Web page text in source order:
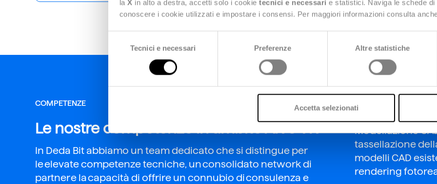
la X in alto a destra, accetti solo i cookie tecnici e necessari e statistici. Naviga le schede di
conoscere i cookie utilizzati e impostare i consensi. Per maggiori informazioni consulta
Tecnici e necessari Preferenze Altre statistiche
Accetta selezionati
COMPETENZE
Le nostre competenze in ambito AR e VR
In Deda Bit abbiamo un team dedicato che ​si distingue per
le elevate competenze tecniche, un consolidato network di
partner e la capacità di offrire un connubio di consulenza e
Modellazione
tassellazione
modelli CAD
rendering